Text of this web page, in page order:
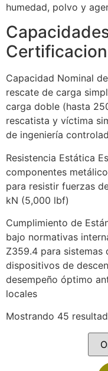
humedad, polvo y
Capacidad Nominal
rescate de carga
carga doble (hasta
rescatista y víctima
de ingeniería
Resistencia Estática
componentes
para resistir fuerzas
kN (5,000 lbf)
Cumplimiento de
bajo normativas
Z359.4 para sistemas
dispositivos de
desempeño óptimo
locales
Mostrando 45